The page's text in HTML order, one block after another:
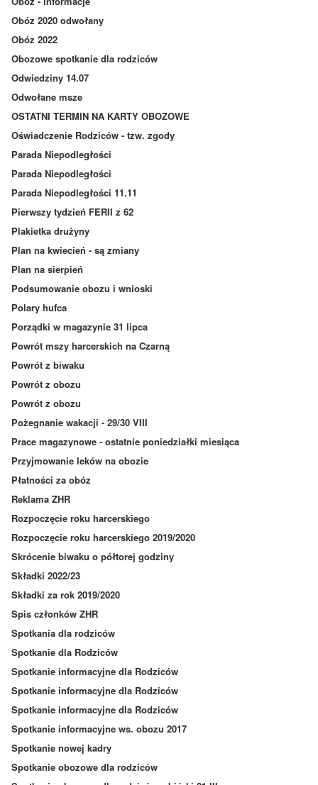
Obóz 2020 odwołany
Obóz 2022
Obozowe spotkanie dla rodziców
Odwiedziny 14.07
Odwołane msze
OSTATNI TERMIN NA KARTY OBOZOWE
Oświadczenie Rodziców - tzw. zgody
Parada Niepodległości
Parada Niepodległości
Parada Niepodległości 11.11
Pierwszy tydzień FERII z 62
Plakietka drużyny
Plan na kwiecień - są zmiany
Plan na sierpień
Podsumowanie obozu i wnioski
Polary hufca
Porządki w magazynie 31 lipca
Powrót mszy harcerskich na Czarną
Powrót z biwaku
Powrót z obozu
Powrót z obozu
Pożegnanie wakacji - 29/30 VIII
Prace magazynowe - ostatnie poniedziałki miesiąca
Przyjmowanie leków na obozie
Płatności za obóz
Reklama ZHR
Rozpoczęcie roku harcerskiego
Rozpoczęcie roku harcerskiego 2019/2020
Skrócenie biwaku o półtorej godziny
Składki 2022/23
Składki za rok 2019/2020
Spis członków ZHR
Spotkania dla rodziców
Spotkanie dla Rodziców
Spotkanie informacyjne dla Rodziców
Spotkanie informacyjne dla Rodziców
Spotkanie informacyjne dla Rodziców
Spotkanie informacyjne ws. obozu 2017
Spotkanie nowej kadry
Spotkanie obozowe dla rodziców